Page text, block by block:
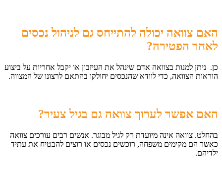
האם צוואה יכולה להתייחס גם לניהול נכסים
לאחר הפטירה?
כן. ניתן למנות בצוואה אדם שינהל את העיזבון או יקבל אחריות על ביצוע
הוראות הצוואה, כדי לוודא שהנכסים יחולקו בהתאם לרצונו של המצווה.
האם אפשר לערוך צוואה גם בגיל צעיר?
בהחלט. צוואה אינה מיועדת רק לגיל מבוגר. אנשים רבים עורכים צוואה
כאשר הם מקימים משפחה, רוכשים נכסים או רוצים להבטיח את עתיד
ילדיהם.